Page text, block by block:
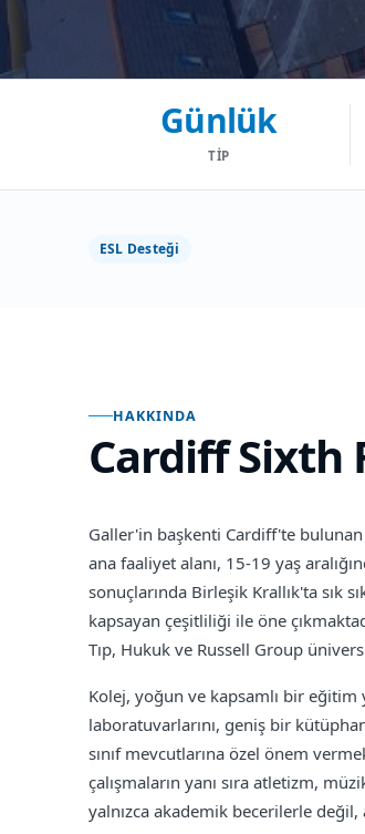
Günlük
TIP
ESL Desteği
HAKKINDA
Cardiff Sixth
Galler'in başkenti Cardiff'te
ana faaliyet alanı, 15-19 yaş
sonuçlarında Birleşik Krallık'ta sık
kapsayan çeşitliliği ile öne
Tıp, Hukuk ve Russell Group
Kolej, yoğun ve kapsamlı bir
laboratuvarlarını, geniş bir
sınıf mevcutlarına özel önem
çalışmaların yanı sıra atletizm,
yalnızca akademik becerilerle